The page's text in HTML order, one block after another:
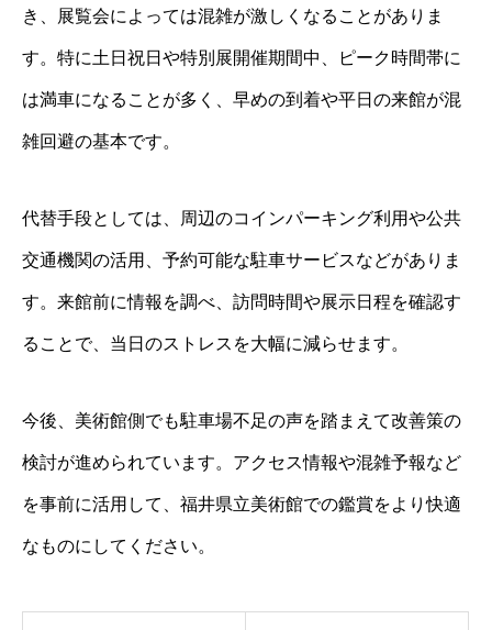
き、展覧会によっては混雑が激しくなることがありま
す。特に土日祝日や特別展開催期間中、ピーク時間帯に
は満車になることが多く、早めの到着や平日の来館が混
雑回避の基本です。
代替手段としては、周辺のコインパーキング利用や公共
交通機関の活用、予約可能な駐車サービスなどがありま
す。来館前に情報を調べ、訪問時間や展示日程を確認す
ることで、当日のストレスを大幅に減らせます。
今後、美術館側でも駐車場不足の声を踏まえて改善策の
検討が進められています。アクセス情報や混雑予報など
を事前に活用して、福井県立美術館での鑑賞をより快適
なものにしてください。